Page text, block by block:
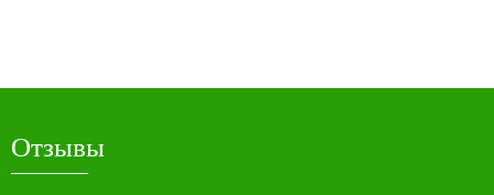
Отзывы